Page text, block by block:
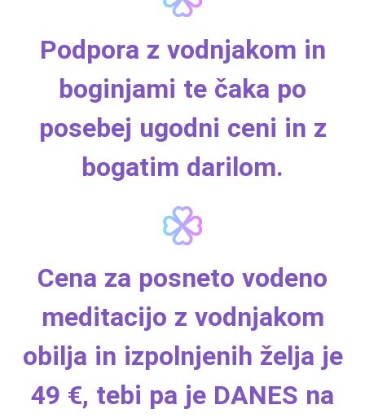
Podpora z vodnjakom in
boginjami te čaka po
posebej ugodni ceni in z
bogatim darilom.
Cena za posneto vodeno
meditacijo z vodnjakom
obilja in izpolnjenih želja je
49 €, tebi pa je DANES na